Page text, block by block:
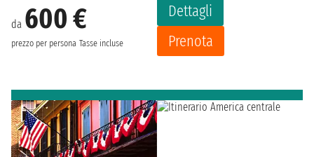
da 600 €
prezzo per persona Tasse incluse
Dettagli
Prenota